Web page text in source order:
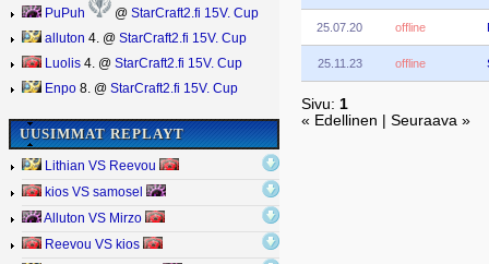
PuPuh @ StarCraft2.fi 15V. Cup
alluton 4. @ StarCraft2.fi 15V. Cup
Luolis 4. @ StarCraft2.fi 15V. Cup
Enpo 8. @ StarCraft2.fi 15V. Cup
UUSIMMAT REPLAYT
Lithian VS Reevou
kios VS samosel
Alluton VS Mirzo
Reevou VS kios
25.07.20 offline
25.11.23 offline
Sivu: 1
« Edellinen | Seuraava »